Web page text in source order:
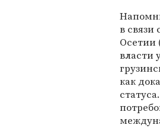
в
Осетии
власти
как